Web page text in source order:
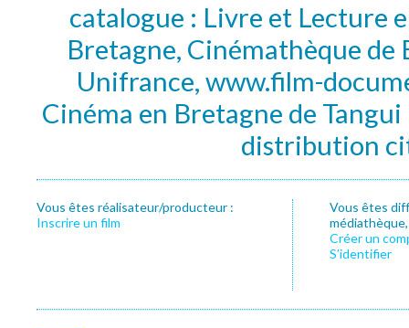
catalogue : Livre et Lecture
Bretagne, Cinémathèque de
Unifrance, www.film-
Cinéma en Bretagne de
distribution
Vous êtes réalisateur/producteur :
Inscrire un film
Vous êtes
Créer un
S’identifier